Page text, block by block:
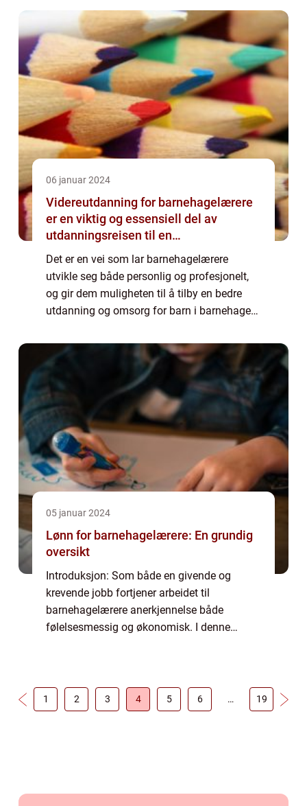
vil vi gi en grundig oversikt over barneh...
06 januar 2024
Videreutdanning for barnehagelærere
er en viktig og essensiell del av
utdanningsreisen til en
barnehagelærer
Det er en vei som lar barnehagelærere
utvikle seg både personlig og profesjonelt,
og gir dem muligheten til å tilby en bedre
utdanning og omsorg for barn i barnehagen.
refererer til ulike kurs og programmer som er
...
05 januar 2024
Lønn for barnehagelærere: En grundig
oversikt
Introduksjon: Som både en givende og
krevende jobb fortjener arbeidet til
barnehagelærere anerkjennelse både
følelsesmessig og økonomisk. I denne
1 2 3 4 5 6 … 19